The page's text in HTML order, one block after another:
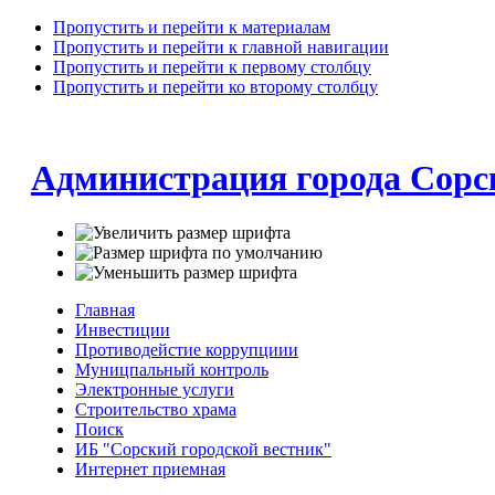
Пропустить и перейти к материалам
Пропустить и перейти к главной навигации
Пропустить и перейти к первому столбцу
Пропустить и перейти ко второму столбцу
Администрация города
Главная
Инвестиции
Противодейстие коррупциии
Муницпальный контроль
Электронные услуги
Строительство храма
Поиск
ИБ "Сорский городской вестник"
Интернет приемная